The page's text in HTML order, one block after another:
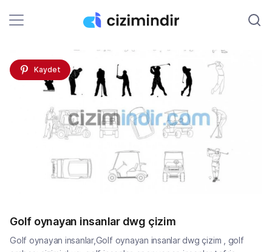
Kaydet
Golf oynayan insanlar dwg çizim
Golf oynayan insanlar,Golf oynayan insanlar dwg çizim , golf